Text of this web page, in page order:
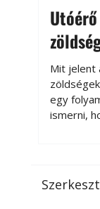
Utóérő
érnek
után?
Mit jelent
egy
ismerni,